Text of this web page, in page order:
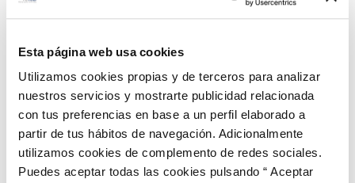
Esta página web usa cookies
Utilizamos cookies propias y de terceros para analizar
nuestros servicios y mostrarte publicidad relacionada
con tus preferencias en base a un perfil elaborado a
partir de tus hábitos de navegación. Adicionalmente
utilizamos cookies de complemento de redes sociales.
Puedes aceptar todas las cookies pulsando “ Aceptar
Material de referencia certificado de Solución Captadora para
la determinación de: HCl. Se suministra 1 solución captadora
fortificada y 1 blanco de solución captadora contenidas en
envases de plástico de 500 mL.
179,00 €